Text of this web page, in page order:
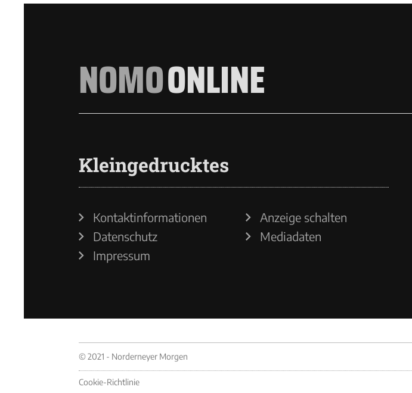
NOMOONLINE
Kleingedrucktes
Kontaktinformationen
Datenschutz
Impressum
Anzeige schalten
Mediadaten
© 2021 - Norderneyer Morgen
Cookie-Richtlinie